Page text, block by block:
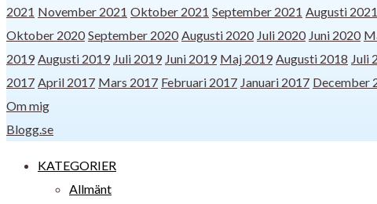
2021 November 2021 Oktober 2021 September 2021 Augusti 2021
Oktober 2020 September 2020 Augusti 2020 Juli 2020 Juni 2020
2019 Augusti 2019 Juli 2019 Juni 2019 Maj 2019 Augusti 2018 Juli
2017 April 2017 Mars 2017 Februari 2017 Januari 2017 December
Om mig
Blogg.se
KATEGORIER
Allmänt